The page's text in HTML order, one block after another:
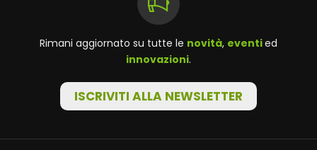
Rimani aggiornato su tutte le novità, eventied
innovazioni.
ISCRIVITI ALLA NEWSLETTER